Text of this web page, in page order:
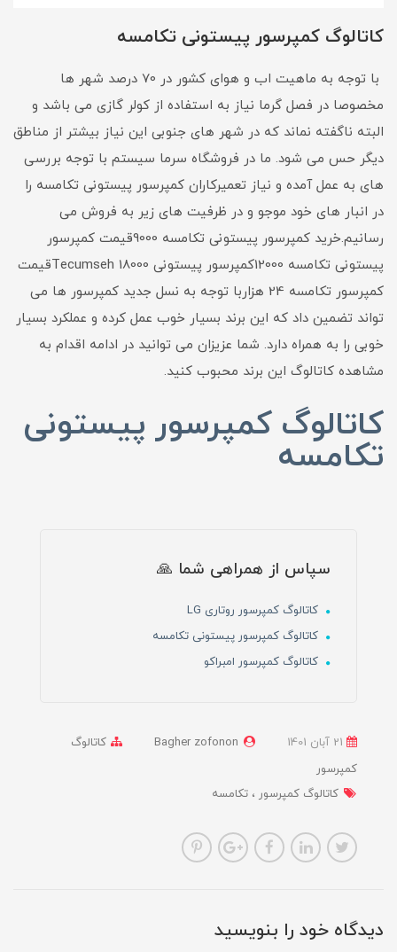
کاتالوگ کمپرسور پیستونی تکامسه
با توجه به ماهیت اب و هوای کشور در 70 درصد شهر ها
مخصوصا در فصل گرما نیاز به استفاده از کولر گازی می باشد و
البته ناگفته نماند که در شهر های جنوبی این نیاز بیشتر از مناطق
دیگر حس می شود. ما در فروشگاه سرما سیستم با توجه بررسی
های به عمل آمده و نیاز تعمیرکاران کمپرسور پیستونی تکامسه را
در انبار های خود موجو و در ظرفیت های زیر به فروش می
رسانیم.خرید کمپرسور پیستونی تکامسه 9000قیمت کمپرسور
پیستونی تکامسه 12000کمپرسور پیستونی Tecumseh 18000قیمت
کمپرسور تکامسه 24 هزاربا توجه به نسل جدید کمپرسور ها می
تواند تضمین داد که این برند بسیار خوب عمل کرده و عملکرد بسیار
خوبی را به همراه دارد. شما عزیزان می توانید در ادامه اقدام به
مشاهده کاتالوگ این برند محبوب کنید.
کاتالوگ کمپرسور پیستونی
تکامسه
سپاس از همراهی شما 🙏
کاتالوگ کمپرسور روتاری LG
کاتالوگ کمپرسور پیستونی تکامسه
کاتالوگ کمپرسور امبراکو
Bagher zofonon
کاتالوگ
کمپرسور
کاتالوگ کمپرسور
تکامسه
دیدگاه خود را بنویسید